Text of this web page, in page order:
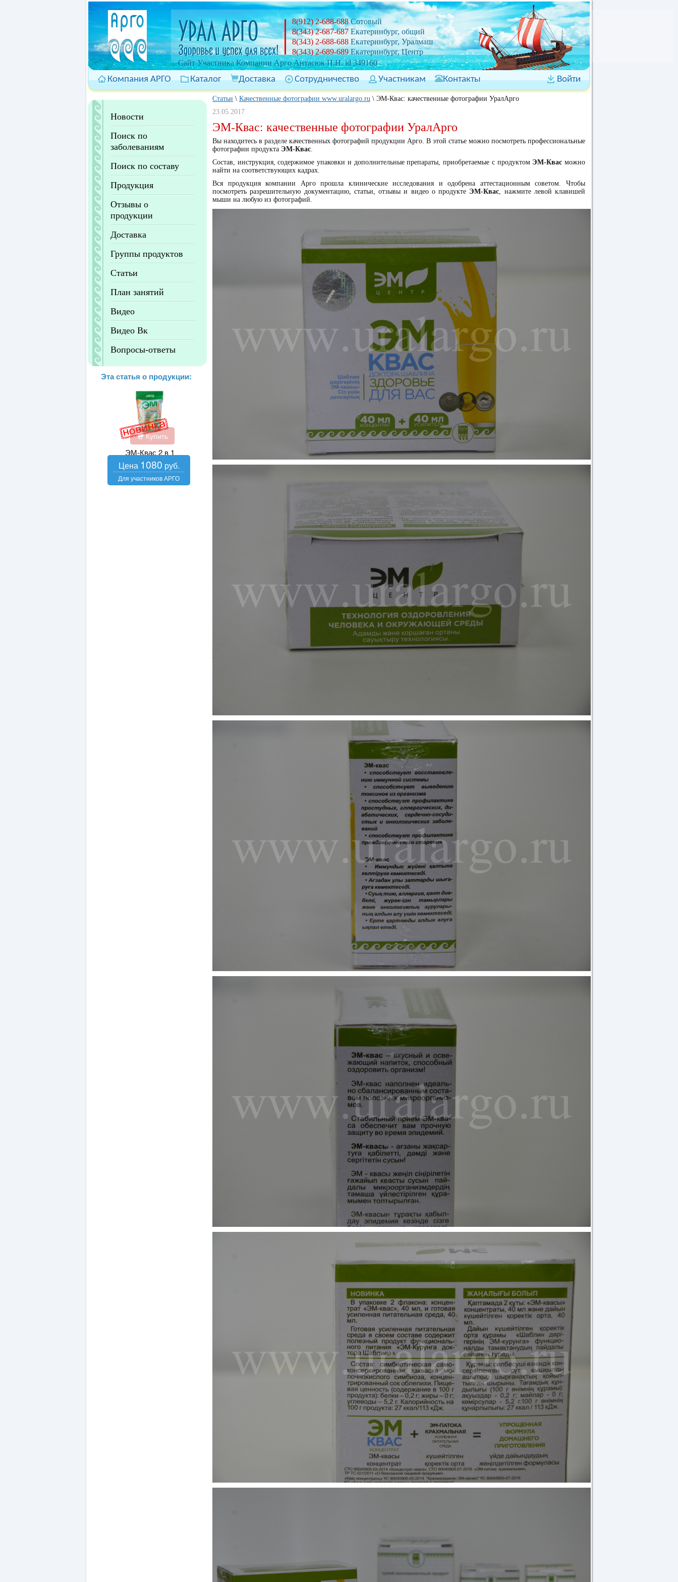
Cайт Участника Компании Арго Антасюк Н.Н. id 349160
8(912) 2-688-688Сотовый
8(343) 2-687-687 Екатеринбург, общий
8(343) 2-688-688 Екатеринбург, Уралмаш
8(343) 2-689-689 Екатеринбург, Центр
Компания АРГО Каталог Доставка Сотрудничество Участникам Контакты Войти
Новости
Поиск по
заболеваниям
Поиск по составу
Продукция
Отзывы о
продукции
Доставка
Группы продуктов
Статьи
План занятий
Видео
Видео Вк
Вопросы-ответы
Эта статья о продукции:
Купить
ЭМ-Квас 2 в 1
1080
Статьи \ Качественные фотографии www.uralargo.ru \ ЭМ-Квас: качественные фотографии УралАрго
23.05.2017
ЭМ-Квас: качественные фотографии УралАрго
Вы находитесь в разделе качественных фотографий продукции Арго. В этой статье можно посмотреть профессиональные
фотографии продукта ЭМ-Квас.
Состав, инструкция, содержимое упаковки и дополнительные препараты, приобретаемые с продуктом ЭМ-Квасможно
найти на соответствующих кадрах.
Вся продукция компании Арго прошла клинические исследования и одобрена аттестационным советом. Чтобы
посмотреть разрешительную документацию, статьи, отзывы и видео о продукте ЭМ-Квас, нажмите левой клавишей
мыши на любую из фотографий.